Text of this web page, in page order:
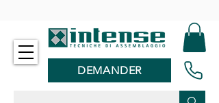
DEMANDER